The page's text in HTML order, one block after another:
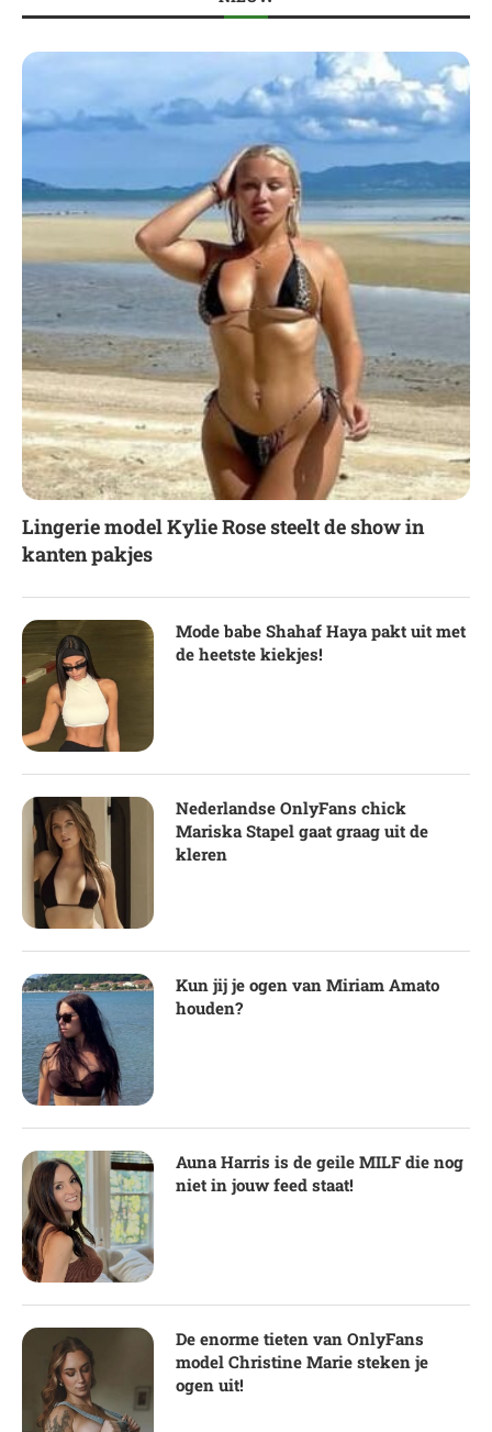
Lingerie model Kylie Rose steelt de show in
kanten pakjes
Mode babe Shahaf Haya pakt uit met
de heetste kiekjes!
Nederlandse OnlyFans chick
Mariska Stapel gaat graag uit de
kleren
Kun jij je ogen van Miriam Amato
houden?
Auna Harris is de geile MILF die nog
niet in jouw feed staat!
De enorme tieten van OnlyFans
model Christine Marie steken je
ogen uit!